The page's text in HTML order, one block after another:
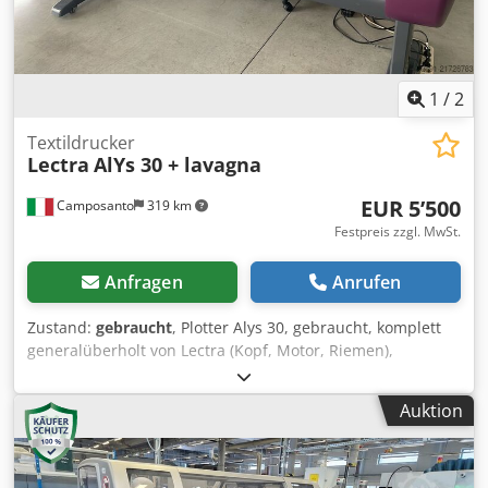
1 /2
Camposanto 319 km
Textildrucker
Lectra AlYs 30 + lavagna
EUR 5’500
Festpreis zzgl. MwSt.
Anfragen Anrufen
Zustand: gebraucht, Plotter Alys 30, gebraucht, komplett
generalüberholt von Lectra (Kopf, Motor, Riemen),
inklusive gebrauchtem Digitalisiertisch. Dcjdpoy Ddutjfx
Aqcjk
Auktion